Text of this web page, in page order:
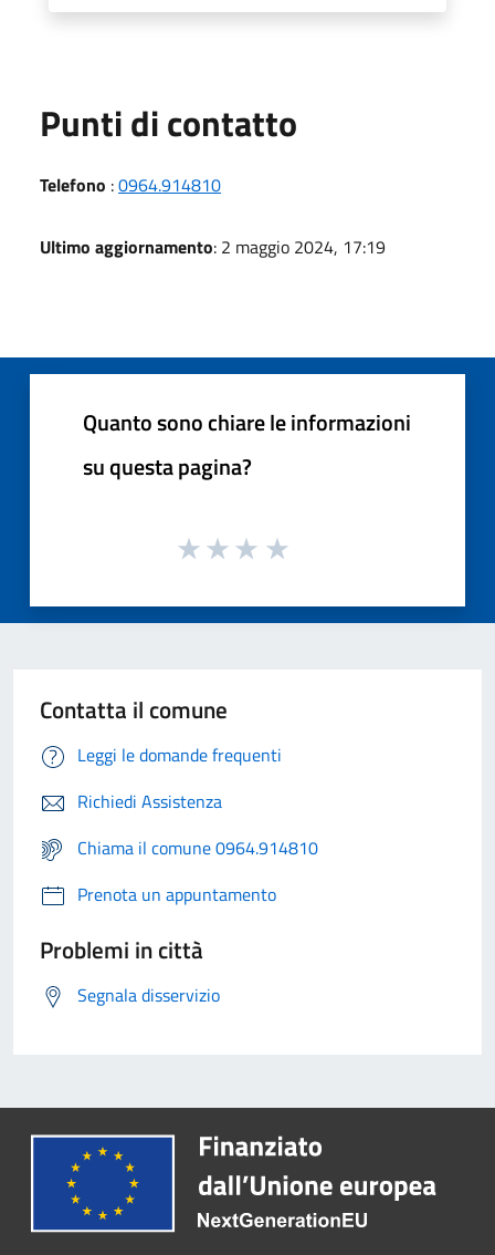
Punti di contatto
Telefono :0964.914810
Ultimo aggiornamento: 2 maggio 2024, 17:19
Quanto sono chiare le informazioni
su questa pagina?
Contatta il comune
Leggi le domande frequenti
Richiedi Assistenza
Chiama il comune 0964.914810
Prenota un appuntamento
Problemi in città
Segnala disservizio